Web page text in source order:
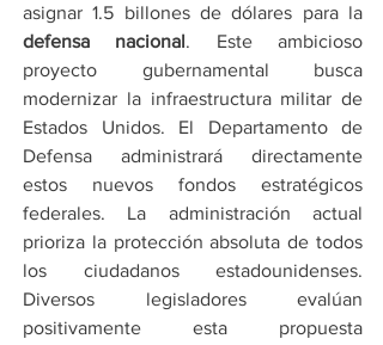
defensa nacional. Este ambicioso
proyecto gubernamental busca
modernizar la infraestructura militar de
Estados Unidos. El Departamento de
Defensa administrará directamente
estos nuevos fondos estratégicos
federales. La administración actual
prioriza la protección absoluta de todos
los ciudadanos estadounidenses.
Diversos legisladores evalúan
positivamente esta propuesta